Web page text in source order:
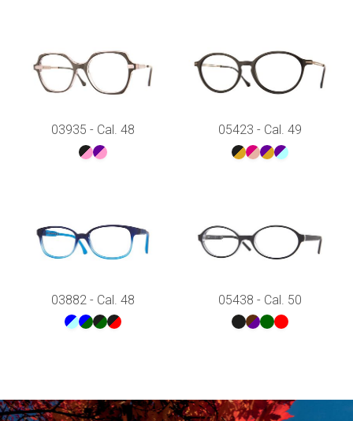
03935 - Cal. 48 05423 - Cal. 49
03882 - Cal. 48 05438 - Cal. 50